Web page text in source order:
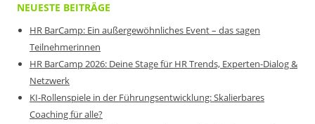
NEUESTE BEITRÄGE
HR BarCamp: Ein außergewöhnliches Event – das sagen
Teilnehmerinnen
HR BarCamp 2026: Deine Stage für HR Trends, Experten-Dialog &
Netzwerk
KI-Rollenspiele in der Führungsentwicklung: Skalierbares
Coaching für alle?